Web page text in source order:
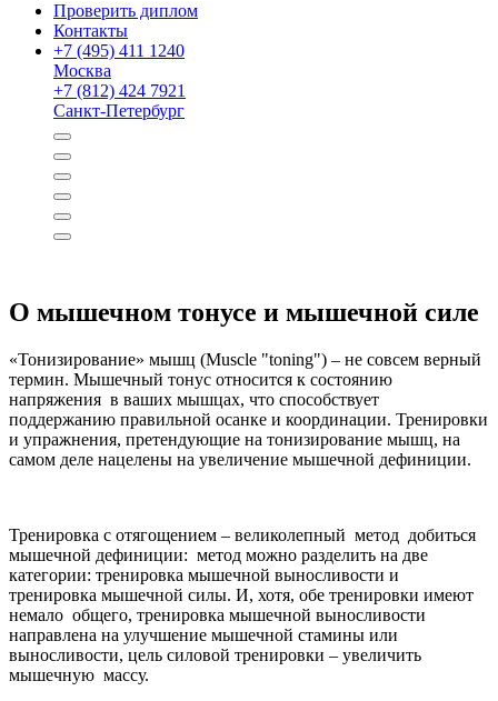
Проверить диплом
Контакты
+7 (495) 411 1240
Москва
+7 (812) 424 7921
Санкт-Петербург
О мышечном тонусе и мышечной силе
«Тонизирование» мышц (Muscle "toning") – не совсем верный
термин. Мышечный тонус относится к состоянию
напряжения в ваших мышцах, что способствует
поддержанию правильной осанке и координации. Тренировки
и упражнения, претендующие на тонизирование мышц, на
самом деле нацелены на увеличение мышечной дефиниции.
Тренировка с отягощением – великолепный метод добиться
мышечной дефиниции: метод можно разделить на две
категории: тренировка мышечной выносливости и
тренировка мышечной силы. И, хотя, обе тренировки имеют
немало общего, тренировка мышечной выносливости
направлена на улучшение мышечной стамины или
выносливости, цель силовой тренировки – увеличить
мышечную массу.